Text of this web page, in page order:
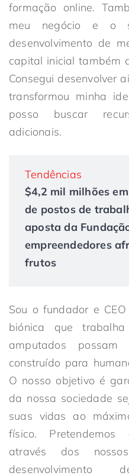
formação online.
meu negócio e o
desenvolvimento de
capital inicial também
Consegui desenvolver
transformou minha
posso buscar
adicionais.
Tendências
$4,2 mil milhões
de postos de
aposta da
empreendedores
frutos
Sou o fundador e
biónica que
amputados
construído para
O nosso objetivo é
da nossa sociedade
suas vidas ao
físico.
através dos